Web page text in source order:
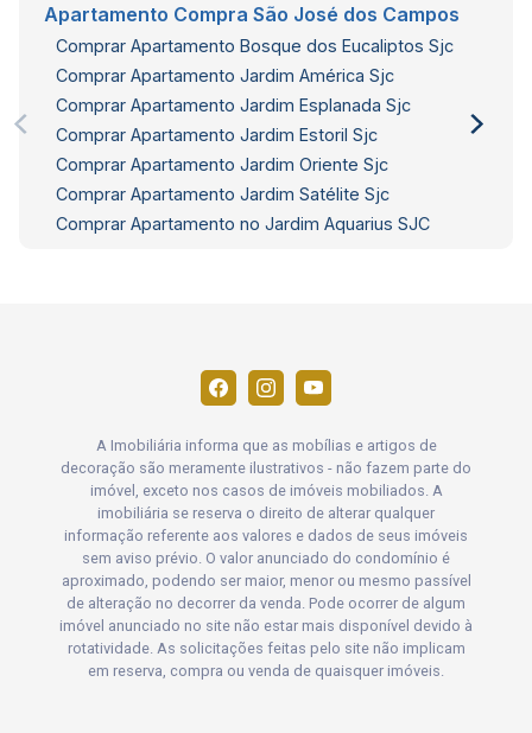
Apartamento Compra São José dos Campos
Comprar Apartamento Bosque dos Eucaliptos Sjc
Comprar Apartamento Jardim América Sjc
Comprar Apartamento Jardim Esplanada Sjc
Comprar Apartamento Jardim Estoril Sjc
Comprar Apartamento Jardim Oriente Sjc
Comprar Apartamento Jardim Satélite Sjc
Comprar Apartamento no Jardim Aquarius SJC
A Imobiliária informa que as mobílias e artigos de
decoração são meramente ilustrativos - não fazem parte do
imóvel, exceto nos casos de imóveis mobiliados. A
imobiliária se reserva o direito de alterar qualquer
informação referente aos valores e dados de seus imóveis
sem aviso prévio. O valor anunciado do condomínio é
aproximado, podendo ser maior, menor ou mesmo passível
de alteração no decorrer da venda. Pode ocorrer de algum
imóvel anunciado no site não estar mais disponível devido à
rotatividade. As solicitações feitas pelo site não implicam
em reserva, compra ou venda de quaisquer imóveis.